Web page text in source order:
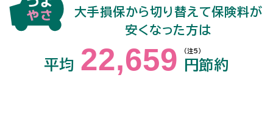
大手損保から切り替えて保険料が
安くなった方は
平均 22,659 （注5）
円節約